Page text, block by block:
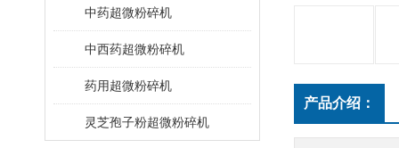
中药超微粉碎机
中西药超微粉碎机
药用超微粉碎机
灵芝孢子粉超微粉碎机
产品介绍：